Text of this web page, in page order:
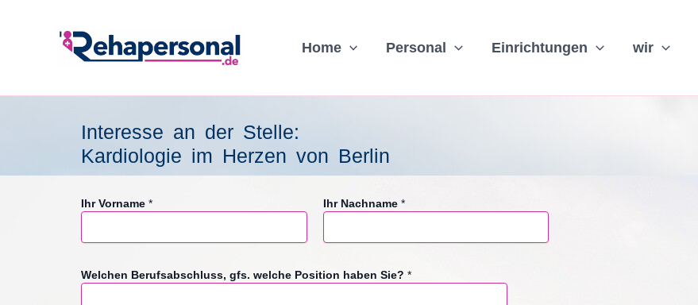
Home Personal Einrichtungen wir
Interesse an der Stelle:
Kardiologie im Herzen von Berlin
Ihr Vorname * Ihr Nachname *
Welchen Berufsabschluss, gfs. welche Position haben Sie? *